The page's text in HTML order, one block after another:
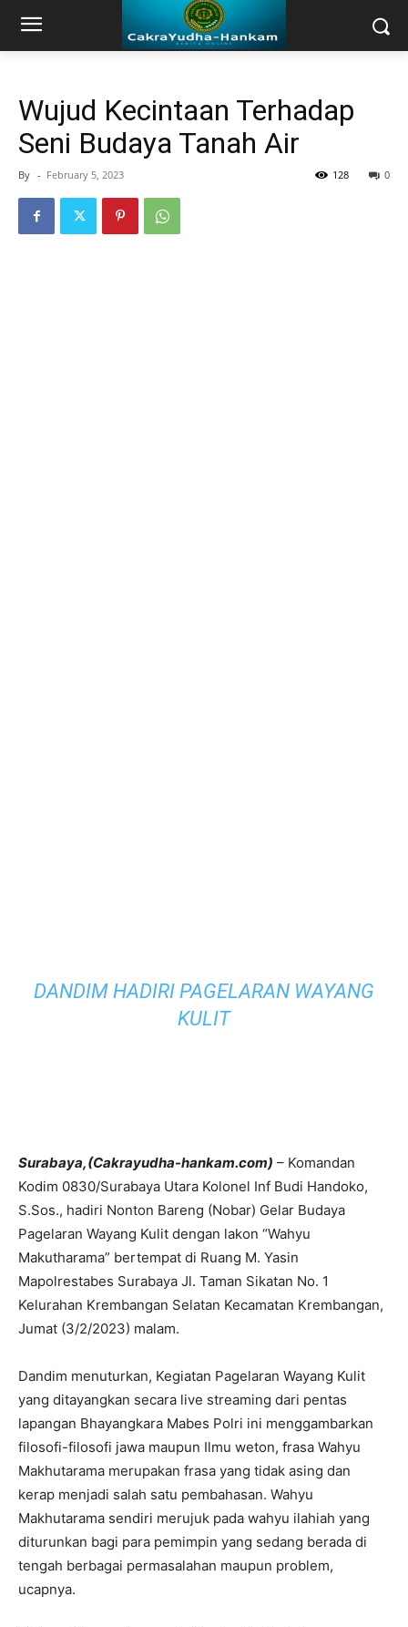
Wujud Kecintaan Terhadap
Seni Budaya Tanah Air
By - February 5, 2023 0
128
DANDIM HADIRI PAGELARAN WAYANG
KULIT
Surabaya,(Cakrayudha-hankam.com) – Komandan
Kodim 0830/Surabaya Utara Kolonel Inf Budi Handoko,
S.Sos., hadiri Nonton Bareng (Nobar) Gelar Budaya
Pagelaran Wayang Kulit dengan lakon “Wahyu
Makutharama” bertempat di Ruang M. Yasin
Mapolrestabes Surabaya Jl. Taman Sikatan No. 1
Kelurahan Krembangan Selatan Kecamatan Krembangan,
Jumat (3/2/2023) malam.
Dandim menuturkan, Kegiatan Pagelaran Wayang Kulit
yang ditayangkan secara live streaming dari pentas
lapangan Bhayangkara Mabes Polri ini menggambarkan
filosofi-filosofi jawa maupun Ilmu weton, frasa Wahyu
Makhutarama merupakan frasa yang tidak asing dan
kerap menjadi salah satu pembahasan. Wahyu
Makhutarama sendiri merujuk pada wahyu ilahiah yang
diturunkan bagi para pemimpin yang sedang berada di
tengah berbagai permasalahan maupun problem,
ucapnya.